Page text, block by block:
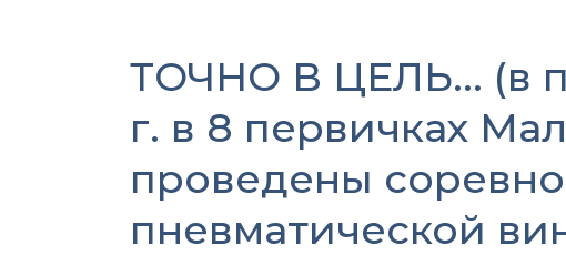
ТОЧНО В ЦЕЛЬ... (в
г. в 8 первичках
проведены
пневматической